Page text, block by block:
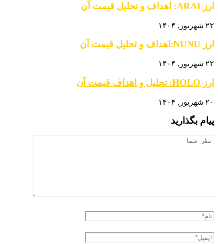
ارز ARAI: اهداف و تحلیل قیمت آن
۲۲ شهریور, ۱۴۰۴
ارز NUNU:اهداف و تحلیل قیمت آن
۲۲ شهریور, ۱۴۰۴
ارز HOLO: تحلیل و اهداف قیمت آن
۲۰ شهریور, ۱۴۰۴
پیام بگذارید